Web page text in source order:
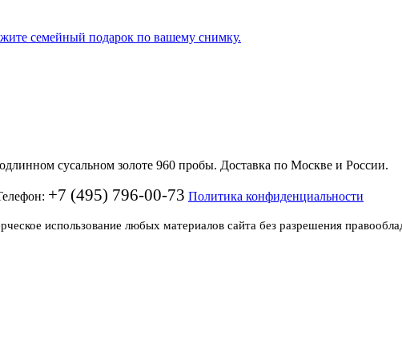
семейный подарок по вашему снимку.
сусальном золоте 960 пробы. Доставка по Москве и России.
+7 (495) 796-00-73 Политика конфиденциальности
использование любых материалов сайта без разрешения